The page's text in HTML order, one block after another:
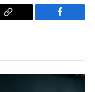
Copy
Facebook